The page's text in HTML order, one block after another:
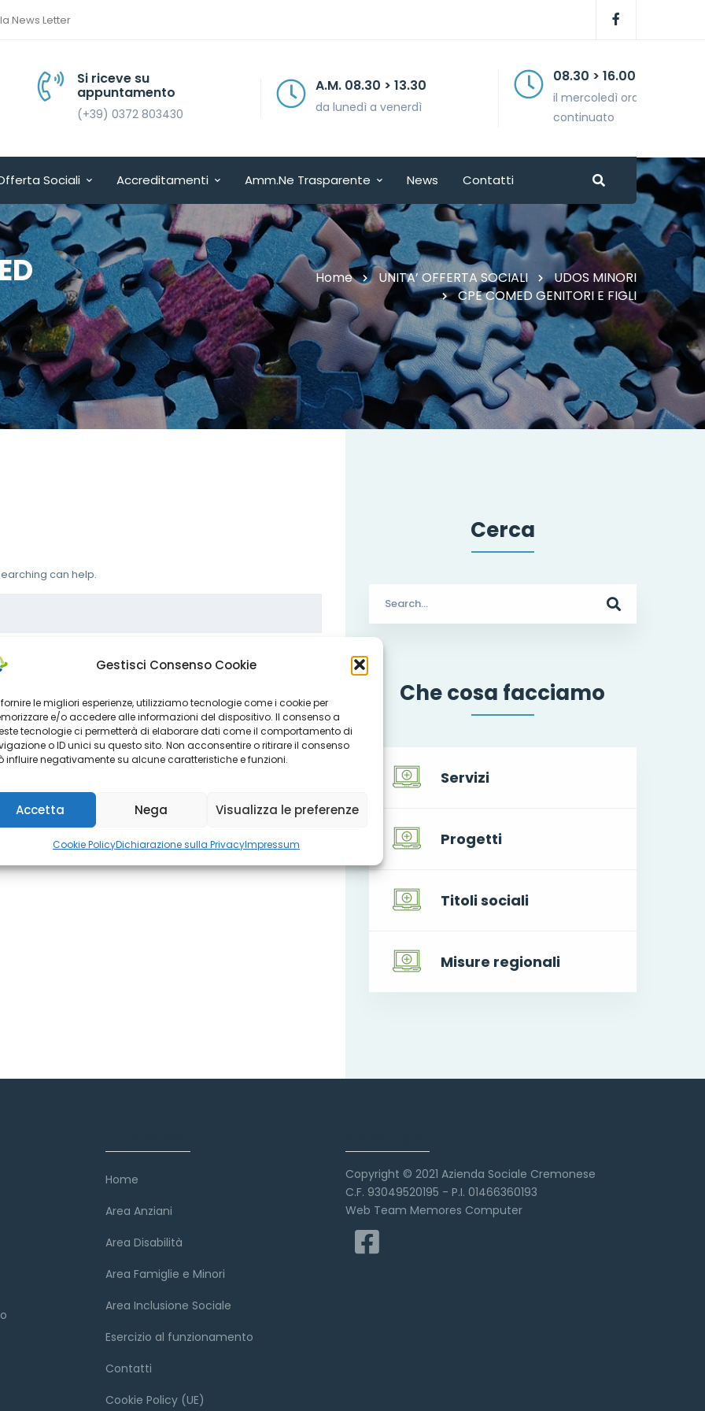
Gestisci Consenso Cookie
fornire le migliori esperienze, utilizziamo tecnologie come i cookie per
e/o accedere alle informazioni del dispositivo. Il consenso a
tecnologie ci permetterà di elaborare dati come il comportamento di
o ID unici su questo sito. Non acconsentire o ritirare il consenso
influire negativamente su alcune caratteristiche e funzioni.
Accetta Nega Visualizza le preferenze
Cookie PolicyDichiarazione sulla PrivacyImpressum
News Letter
Si riceve su
appuntamento
(+39) 0372 803430
A.M. 08.30 > 13.30
da lunedì a venerdì
08.30 > 16.00
il mercoledì orario
Sociali Accreditamenti Amm.ne Trasparente News Contatti
Home UNITA’ OFFERTA SOCIALI
UDOS MINORI
CPE COMED GENITORI E FIGLI
can help.
Cerca
for:
Che cosa facciamo
Servizi
Progetti
Titoli sociali
Misure regionali
Home
Area Anziani
Area Disabilità
Area Famiglie e Minori
Area Inclusione Sociale
Esercizio al funzionamento
Contatti
Cookie Policy (UE)
Copyright © 2021 Azienda Sociale Cremonese
C.F. 93049520195 - P.I. 01466360193
Web Team Memores Computer